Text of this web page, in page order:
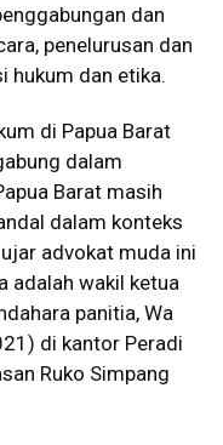
dan
penelurusan dan
hukum dan etika.
di Papua Barat
dalam
Barat masih
dalam konteks
advokat muda ini
adalah wakil ketua
panitia, Wa
di kantor Peradi
Ruko Simpang